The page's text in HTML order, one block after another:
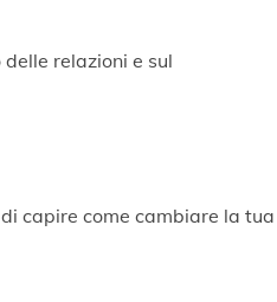
relazioni e sul
capire come cambiare la tua